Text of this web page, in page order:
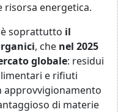
energetica.
soprattutto il
, che nel 2025
globale: residui
e rifiuti
approvvigionamento
di materie